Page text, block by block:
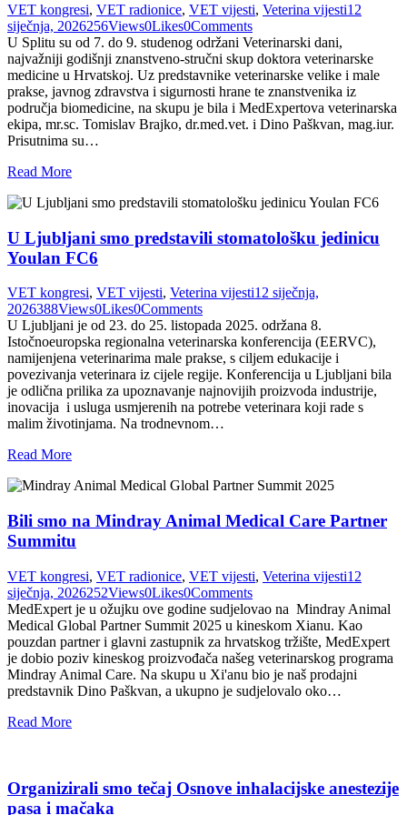
VET kongresi, VET radionice, VET vijesti, Veterina vijesti12
siječnja, 2026256Views0Likes0Comments
U Splitu su od 7. do 9. studenog održani Veterinarski dani,
najvažniji godišnji znanstveno-stručni skup doktora veterinarske
medicine u Hrvatskoj. Uz predstavnike veterinarske velike i male
prakse, javnog zdravstva i sigurnosti hrane te znanstvenika iz
područja biomedicine, na skupu je bila i MedExpertova veterinarska
ekipa, mr.sc. Tomislav Brajko, dr.med.vet. i Dino Paškvan, mag.iur.
Prisutnima su…
Read More
U Ljubljani smo predstavili stomatološku jedinicu
Youlan FC6
VET kongresi, VET vijesti, Veterina vijesti12 siječnja,
2026388Views0Likes0Comments
U Ljubljani je od 23. do 25. listopada 2025. održana 8.
Istočnoeuropska regionalna veterinarska konferencija (EERVC),
namijenjena veterinarima male prakse, s ciljem edukacije i
povezivanja veterinara iz cijele regije. Konferencija u Ljubljani bila
je odlična prilika za upoznavanje najnovijih proizvoda industrije,
inovacija i usluga usmjerenih na potrebe veterinara koji rade s
malim životinjama. Na trodnevnom…
Read More
Bili smo na Mindray Animal Medical Care Partner
Summitu
VET kongresi, VET radionice, VET vijesti, Veterina vijesti12
siječnja, 2026252Views0Likes0Comments
MedExpert je u ožujku ove godine sudjelovao na Mindray Animal
Medical Global Partner Summit 2025 u kineskom Xianu. Kao
pouzdan partner i glavni zastupnik za hrvatskog tržište, MedExpert
je dobio poziv kineskog proizvođača našeg veterinarskog programa
Mindray Animal Care. Na skupu u Xi'anu bio je naš prodajni
predstavnik Dino Paškvan, a ukupno je sudjelovalo oko…
Read More
Organizirali smo tečaj Osnove inhalacijske anestezije
pasa i mačaka